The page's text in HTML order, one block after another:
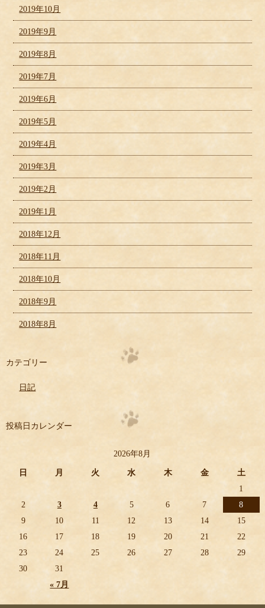
2019年10月
2019年9月
2019年8月
2019年7月
2019年6月
2019年5月
2019年4月
2019年3月
2019年2月
2019年1月
2018年12月
2018年11月
2018年10月
2018年9月
2018年8月
カテゴリー
日記
投稿日カレンダー
2026年8月
日 月 火 水 木 金 土
« 7月
1
2
3 4 5 6 7
8
9
10 11 12 13 14
15
16
17 18 19 20 21
22
23
24 25 26 27 28
29
30
31